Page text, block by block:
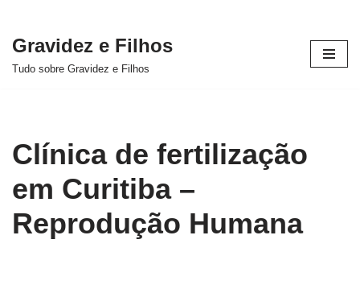
Pular
Gravidez e Filhos
Tudo sobre Gravidez e Filhos
Clínica de fertilização
em Curitiba –
Reprodução Humana